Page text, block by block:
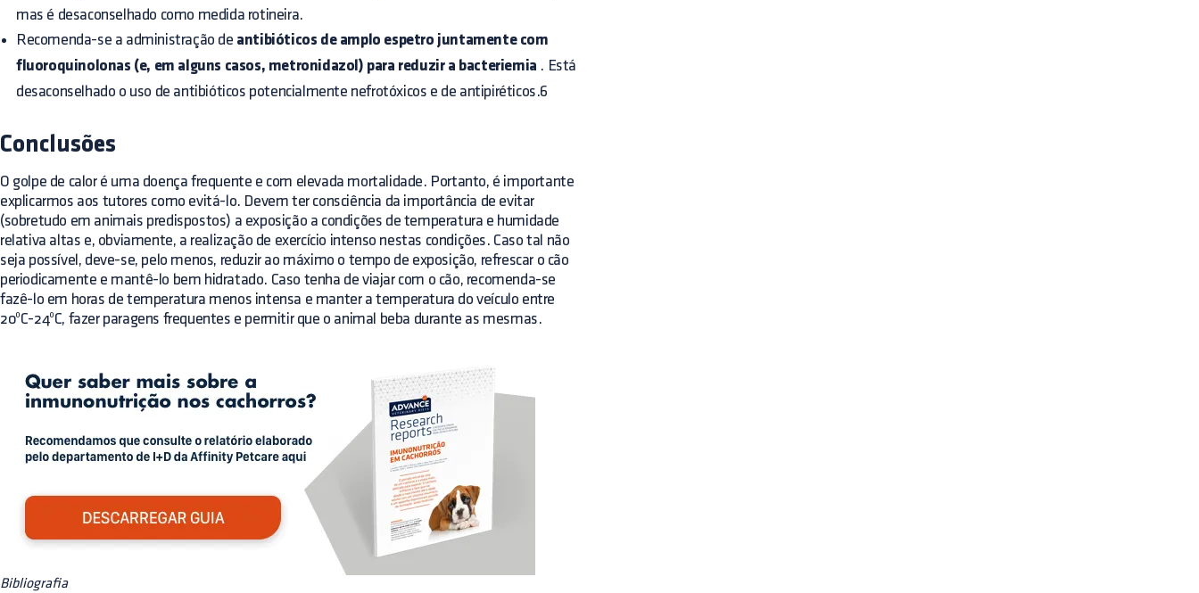
mas é desaconselhado como medida rotineira.
Recomenda-se a administração de antibióticos de amplo espetro juntamente com
fluoroquinolonas (e, em alguns casos, metronidazol) para reduzir a bacteriemia . Está
desaconselhado o uso de antibióticos potencialmente nefrotóxicos e de antipiréticos.6
Conclusões
O golpe de calor é uma doença frequente e com elevada mortalidade. Portanto, é importante
explicarmos aos tutores como evitá-lo. Devem ter consciência da importância de evitar
(sobretudo em animais predispostos) a exposição a condições de temperatura e humidade
relativa altas e, obviamente, a realização de exercício intenso nestas condições. Caso tal não
seja possível, deve-se, pelo menos, reduzir ao máximo o tempo de exposição, refrescar o cão
periodicamente e mantê-lo bem hidratado. Caso tenha de viajar com o cão, recomenda-se
fazê-lo em horas de temperatura menos intensa e manter a temperatura do veículo entre
20ºC-24ºC, fazer paragens frequentes e permitir que o animal beba durante as mesmas.
Bibliografia